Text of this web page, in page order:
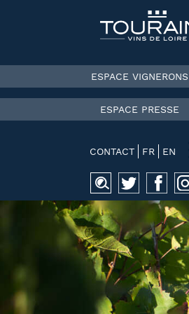
ESPACE VIGNERONS
ESPACE PRESSE
CONTACT FR EN
Recherche
pour :